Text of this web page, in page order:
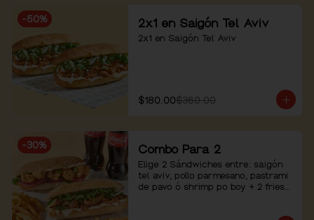
-50% 2x1 en Saigón Tel Aviv
2x1 en Saigón Tel Aviv
$180.00$360.00
-30% Combo Para 2
Elige 2 Sándwiches entre: saigón
tel aviv, pollo parmesano, pastrami
de pavo ó shrimp po boy + 2 fries+